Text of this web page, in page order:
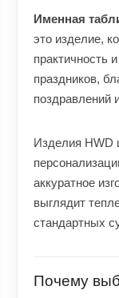
Именная
это изделие,
практичность
праздников,
поздравлений
Изделия HWD
аккуратное
выглядит
стандартных
Почему